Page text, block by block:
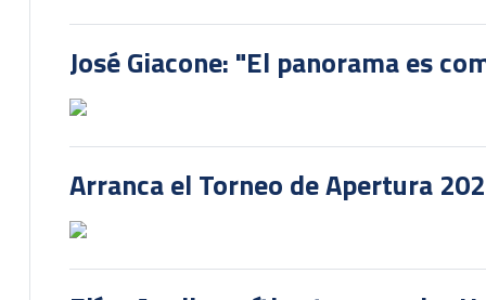
José Giacone: "El panorama es
Arranca el Torneo de Apertura